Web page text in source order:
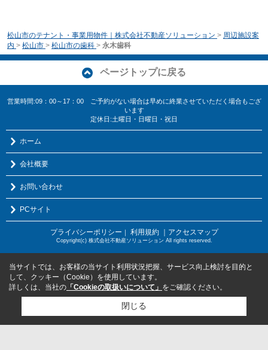
松山市のテナント・事業用物件｜株式会社不動産ソリューション > 周辺施設案
内 > 松山市 > 松山市の歯科 > 永木歯科
ページトップに戻る
営業時間:09：00～17：00 ご予約がない場合は早めに終業させていただく場合もござ
います
定休日:土曜日・日曜日・祝日
ホーム
会社概要
お問い合わせ
PCサイト
プライバシーポリシー ｜ 利用規約 ｜アクセスマップ
Copyright(c) 株式会社不動産ソリューション All rights reserved.
当サイトでは、お客様の当サイト利用状況把握、サービス向上検討を目的と
して、クッキー（Cookie）を使用しています。
詳しくは、当社の 「Cookieの取扱いについて」 をご確認ください。
閉じる